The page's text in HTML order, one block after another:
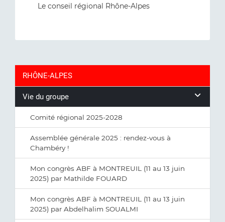
Le conseil régional Rhône-Alpes
RHÔNE-ALPES
Vie du groupe
Comité régional 2025-2028
Assemblée générale 2025 : rendez-vous à
Chambéry !
Mon congrès ABF à MONTREUIL (11 au 13 juin
2025) par Mathilde FOUARD
Mon congrès ABF à MONTREUIL (11 au 13 juin
2025) par Abdelhalim SOUALMI